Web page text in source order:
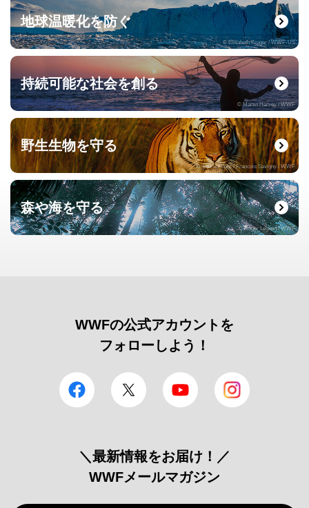
地球温暖化を防ぐ
© Elisabeth Kruger / WWF-US
持続可能な社会を創る
© Martin Harvey / WWF
野生生物を守る
© naturepl.com / Francois Savigny / WWF
森や海を守る
© Roger Leguen / WWF
WWFの公式アカウントを
フォローしよう！
facebook Twitter YouTube
＼最新情報をお届け！／
WWFメールマガジン